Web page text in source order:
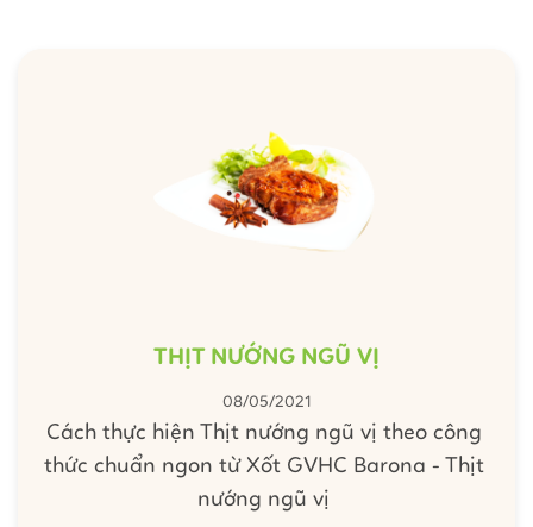
THỊT NƯỚNG NGŨ VỊ
08/05/2021
Cách thực hiện Thịt nướng ngũ vị theo công
thức chuẩn ngon từ Xốt GVHC Barona - Thịt
nướng ngũ vị